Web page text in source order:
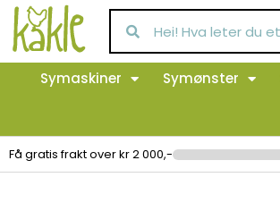
Symaskiner Symønster
Få gratis frakt over kr 2 000,-